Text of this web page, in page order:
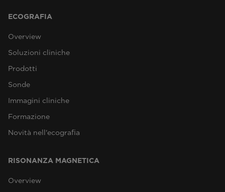
ECOGRAFIA
Overview
Soluzioni cliniche
Prodotti
Sonde
Immagini cliniche
Formazione
Novità nell'ecografia
RISONANZA MAGNETICA
Overview